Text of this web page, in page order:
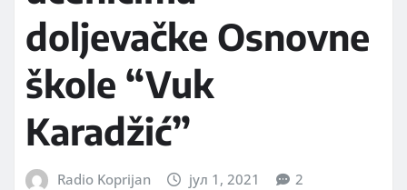
doljevačke Osnovne
škole “Vuk
Karadžić”
Radio Koprijan јул 1, 2021 2